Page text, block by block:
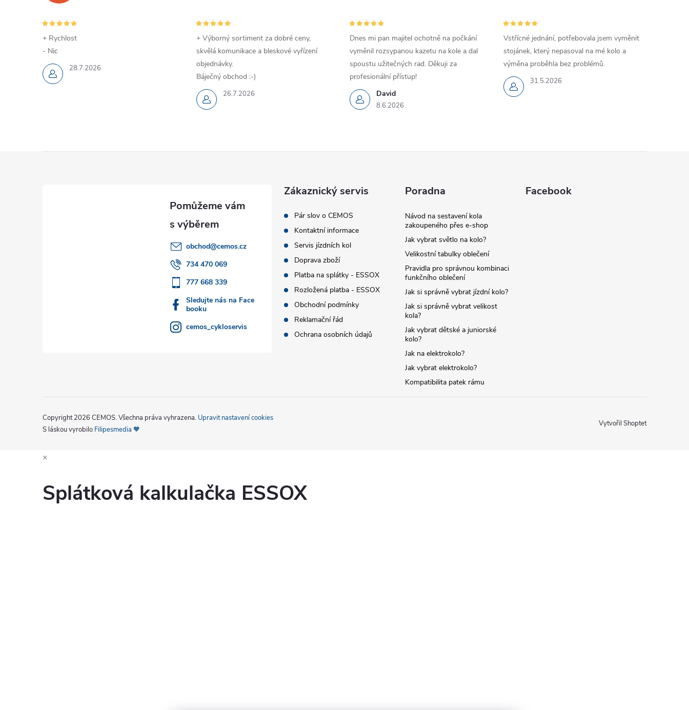
28.7.2026
+ Rychlost
- Nic
26.7.2026
+ Výborný sortiment za dobré ceny,
skvělá komunikace a bleskové vyřízení
objednávky.
Báječný obchod :-)
David
8.6.2026
Dnes mi pan majitel ochotně na počkání
vyměnil rozsypanou kazetu na kole a dal
spoustu užitečných rad. Děkuji za
profesionální přístup!
31.5.2026
Vstřícné jednání, potřebovala jsem vyměnit
stojánek, který nepasoval na mé kolo a
výměna proběhla bez problémů.
obchod@cemos.cz
734 470 069
777 668 339
Sledujte nás na Face
booku
cemos_cykloservis
Zákaznický servis
Pár slov o CEMOS
Kontaktní informace
Servis jízdních kol
Doprava zboží
Platba na splátky - ESSOX
Rozložená platba - ESSOX
Obchodní podmínky
Reklamační řád
Ochrana osobních údajů
Poradna
Návod na sestavení kola
zakoupeného přes e-shop
Jak vybrat světlo na kolo?
Velikostní tabulky oblečení
Pravidla pro správnou kombinaci
funkčního oblečení
Jak si správně vybrat jízdní kolo?
Jak si správně vybrat velikost
kola?
Jak vybrat dětské a juniorské
kolo?
Jak na elektrokolo?
Jak vybrat elektrokolo?
Kompatibilita patek rámu
Facebook
Vytvořil Shoptet
Copyright 2026 CEMOS. Všechna práva vyhrazena. Upravit nastavení cookies
S láskou vyrobilo Filipesmedia 🧡
×
Splátková kalkulačka ESSOX